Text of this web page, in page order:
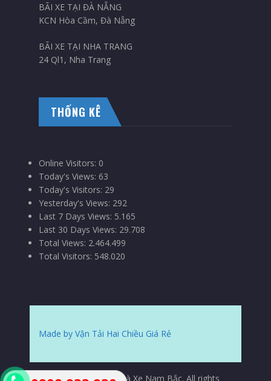
BÃI XE TẠI ĐÀ NẴNG
KCN Hòa Cầm, Đà Nẵng
BÃI XE TẠI NHA TRANG
24 Ql1, Nha Trang
THỐNG KÊ
Online Visitors: 0
Today's Views: 63
Today's Visitors: 29
Yesterday's Views: 292
Last 7 Days Views: 5.165
Last 30 Days Views: 29.708
Total Views: 2.464.499
Total Visitors: 548.020
Made by Vận Tải Hai Chiều Giá Rẻ
© Copyrights 2015 Nhà Xe Nam Bắc. All rights